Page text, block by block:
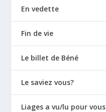
En vedette
Fin de vie
Le billet de Béné
Le saviez vous?
Liages a vu/lu pour vous